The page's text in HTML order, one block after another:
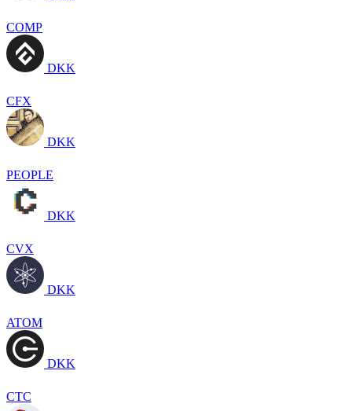
COMP
DKK
CFX
DKK
PEOPLE
DKK
CVX
DKK
ATOM
DKK
CTC